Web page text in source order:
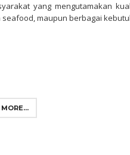
yang mengutamakan
maupun berbagai
MORE...